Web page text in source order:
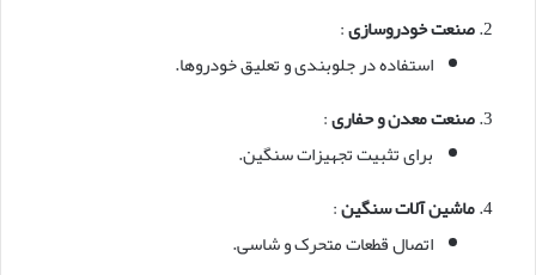
صنعت خودروسازی:
استفاده در جلوبندی و تعلیق خودروها.
صنعت معدن و حفاری:
برای تثبیت تجهیزات سنگین.
ماشین آلات سنگین:
اتصال قطعات متحرک و شاسی.